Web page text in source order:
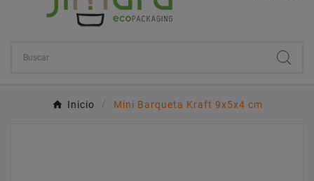
Inicio Mini Barqueta Kraft 9x5x4 cm